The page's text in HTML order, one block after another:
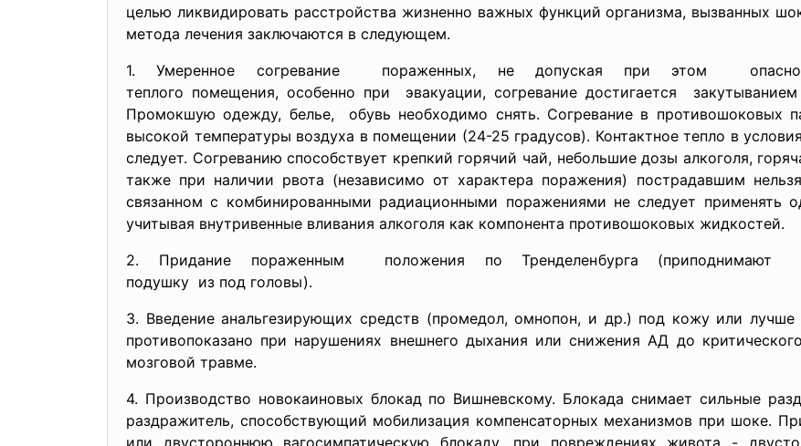
целью ликвидировать расстройства жизненно важных функций организма, вызванных
метода лечения заключаются в следующем.
1. Умеренное согревание пораженных, не допуская при этом
теплого помещения, особенно при эвакуации, согреваниедостигается
Промокшую одежду, белье, обувь необходимо снять. Согревание в противошоковых
высокой температуры воздуха в помещении (24-25 градусов). Контактное тепло в
следует. Согреванию способствует крепкий горячий чай, небольшие дозы алкоголя,
также при наличии рвота (независимо от характера поражения) пострадавшим
связанном с комбинированными радиационными поражениями не следует применять
учитывая внутривенные вливания алкоголя как компонента противошоковых жидкостей.
2. Придание пораженным положения по Тренделенбурга
подушку из под головы).
3. Введение анальгезирующих средств (промедол, омнопон, и др.) под кожу или лучше
противопоказано при нарушениях внешнего дыхания или снижения АД до
мозговой травме.
4. Производство новокаиновых блокад по Вишневскому. Блокада снимает сильные
раздражитель, способствующий мобилизация компенсаторных механизмов при шоке.
или двустороннюю вагосимпатическую блокаду, при повреждениях живота -